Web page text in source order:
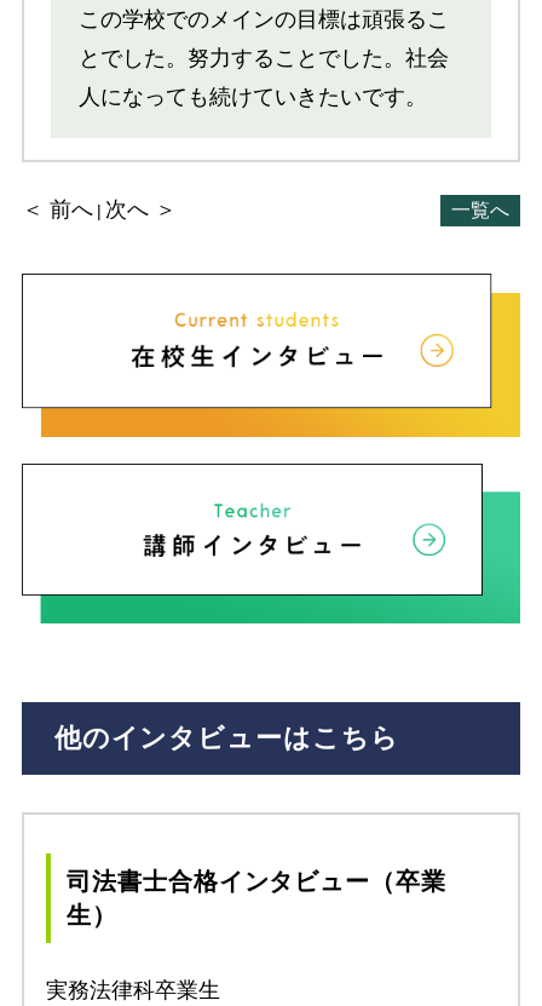
この学校でのメインの目標は頑張るこ
とでした。努力することでした。社会
人になっても続けていきたいです。
＜ 前へ 次へ ＞ 一覧へ
他のインタビューはこちら
司法書士合格インタビュー（卒業
生）
実務法律科卒業生